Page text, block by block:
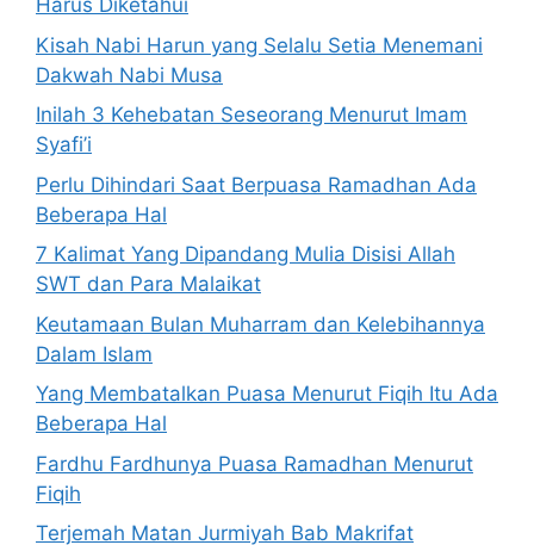
Harus Diketahui
Kisah Nabi Harun yang Selalu Setia Menemani
Dakwah Nabi Musa
Inilah 3 Kehebatan Seseorang Menurut Imam
Syafi’i
Perlu Dihindari Saat Berpuasa Ramadhan Ada
Beberapa Hal
7 Kalimat Yang Dipandang Mulia Disisi Allah
SWT dan Para Malaikat
Keutamaan Bulan Muharram dan Kelebihannya
Dalam Islam
Yang Membatalkan Puasa Menurut Fiqih Itu Ada
Beberapa Hal
Fardhu Fardhunya Puasa Ramadhan Menurut
Fiqih
Terjemah Matan Jurmiyah Bab Makrifat